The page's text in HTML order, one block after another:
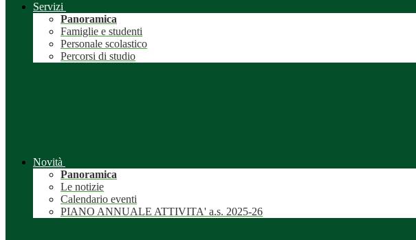
Servizi
Panoramica
Famiglie e studenti
Personale scolastico
Percorsi di studio
Novità
Panoramica
Le notizie
Calendario eventi
PIANO ANNUALE ATTIVITA' a.s. 2025-26